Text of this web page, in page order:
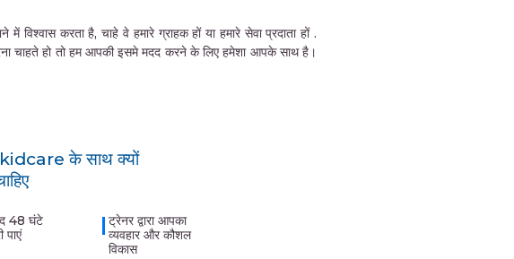
करता है, चाहे वे हमारे ग्राहक हों या हमारे सेवा प्रदाता हों .
चाहते हो तो हम आपकी इसमे मदद करने के लिए हमेशा आपके साथ है।
के साथ क्यों
48 घंटे
पाएं
ट्रेनर द्वारा आपका
व्यवहार और कौशल
विकास